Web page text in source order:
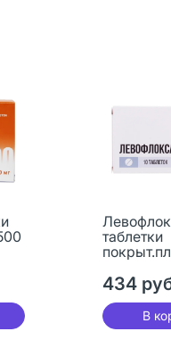
таблетки
434
В